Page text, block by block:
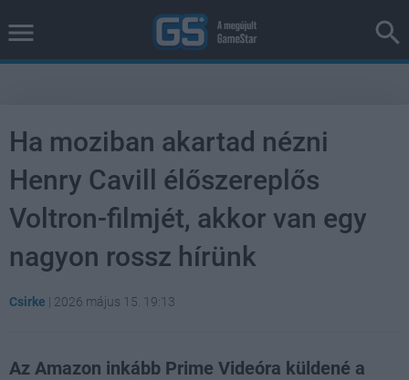
Ha moziban akartad nézni
Henry Cavill élőszereplős
Voltron-filmjét, akkor van egy
nagyon rossz hírünk
Csirke | 2026 május 15. 19:13
Az Amazon inkább Prime Videóra küldené a